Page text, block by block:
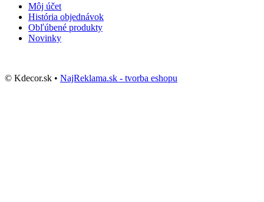
Môj účet
História objednávok
Obľúbené produkty
Novinky
© Kdecor.sk • NajReklama.sk - tvorba eshopu